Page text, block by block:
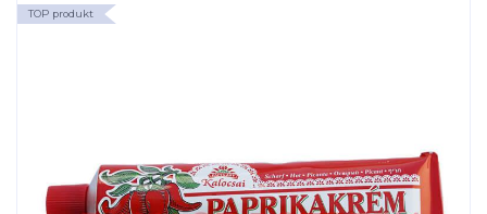
TOP produkt